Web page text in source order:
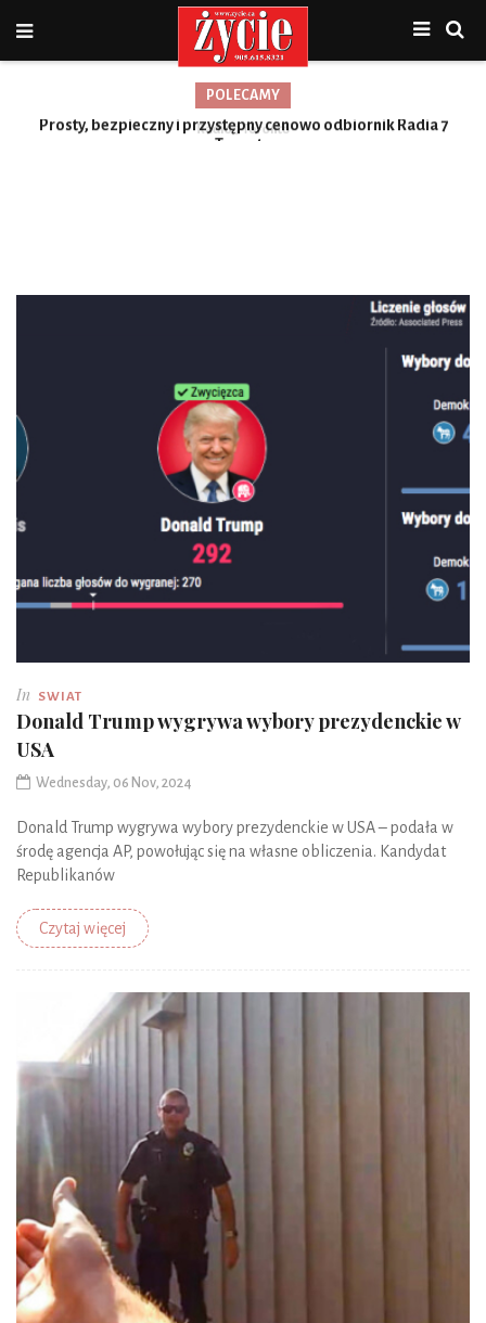
POLECAMY
Prosty, bezpieczny i przystępny cenowo odbiornik Radia 7
In SWIAT
Donald Trump wygrywa wybory prezydenckie w
USA
Wednesday, 06 Nov, 2024
Donald Trump wygrywa wybory prezydenckie w USA – podała w
środę agencja AP, powołując się na własne obliczenia. Kandydat
Republikanów
Czytaj więcej